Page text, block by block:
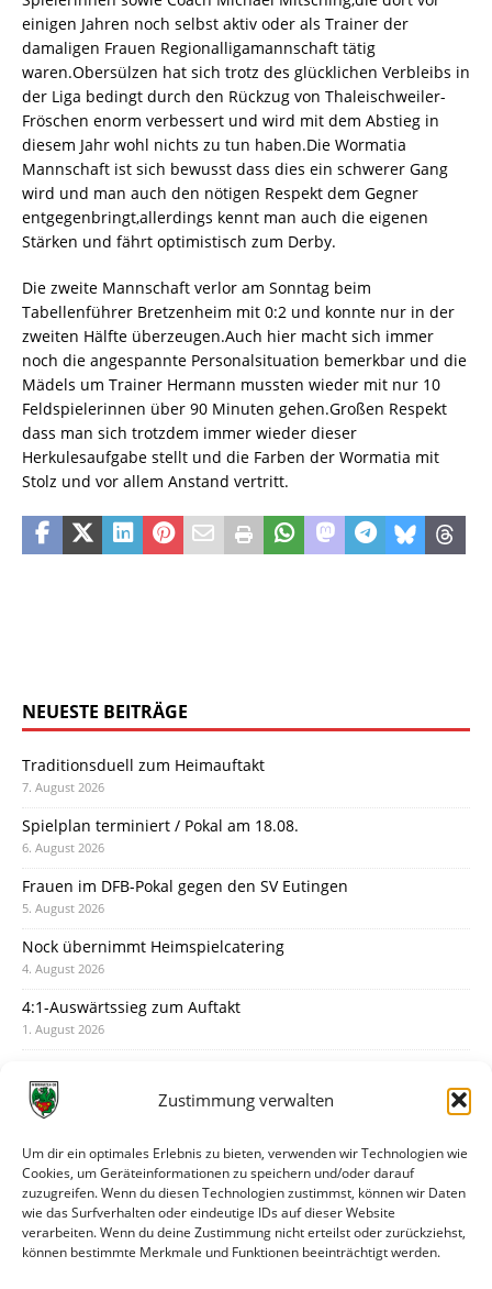
Zustimmung verwalten
Um dir ein optimales Erlebnis zu bieten, verwenden wir Technologien wie
Cookies, um Geräteinformationen zu speichern und/oder darauf
zuzugreifen. Wenn du diesen Technologien zustimmst, können wir Daten
wie das Surfverhalten oder eindeutige IDs auf dieser Website
verarbeiten. Wenn du deine Zustimmung nicht erteilst oder zurückziehst,
können bestimmte Merkmale und Funktionen beeinträchtigt werden.
einigen Jahren noch selbst aktiv oder als Trainer der
damaligen Frauen Regionalligamannschaft tätig
waren.Obersülzen hat sich trotz des glücklichen Verbleibs in
der Liga bedingt durch den Rückzug von Thaleischweiler-
Fröschen enorm verbessert und wird mit dem Abstieg in
diesem Jahr wohl nichts zu tun haben.Die Wormatia
Mannschaft ist sich bewusst dass dies ein schwerer Gang
wird und man auch den nötigen Respekt dem Gegner
entgegenbringt,allerdings kennt man auch die eigenen
Stärken und fährt optimistisch zum Derby.
Die zweite Mannschaft verlor am Sonntag beim
Tabellenführer Bretzenheim mit 0:2 und konnte nur in der
zweiten Hälfte überzeugen.Auch hier macht sich immer
noch die angespannte Personalsituation bemerkbar und die
Mädels um Trainer Hermann mussten wieder mit nur 10
Feldspielerinnen über 90 Minuten gehen.Großen Respekt
dass man sich trotzdem immer wieder dieser
Herkulesaufgabe stellt und die Farben der Wormatia mit
Stolz und vor allem Anstand vertritt.
NEUESTE BEITRÄGE
Traditionsduell zum Heimauftakt
7. August 2026
Spielplan terminiert / Pokal am 18.08.
6. August 2026
Frauen im DFB-Pokal gegen den SV Eutingen
5. August 2026
Nock übernimmt Heimspielcatering
4. August 2026
4:1-Auswärtssieg zum Auftakt
1. August 2026
31. Juli 2026
30. Juli 2026
Deine Spielminute: 89+1
28. Juli 2026
Neuer Rückensponsor